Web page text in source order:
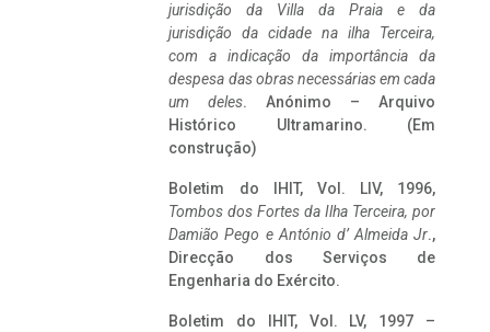
jurisdição da Villa da Praia e da
jurisdição da cidade na ilha Terceira,
com a indicação da importância da
despesa das obras necessárias em cada
um deles. Anónimo – Arquivo
Histórico Ultramarino. (Em
construção)
Boletim do IHIT, Vol. LIV, 1996,
Tombos dos Fortes da Ilha Terceira, por
Damião Pego e António d’ Almeida Jr.,
Direcção dos Serviços de
Engenharia do Exército.
Boletim do IHIT, Vol. LV, 1997 –